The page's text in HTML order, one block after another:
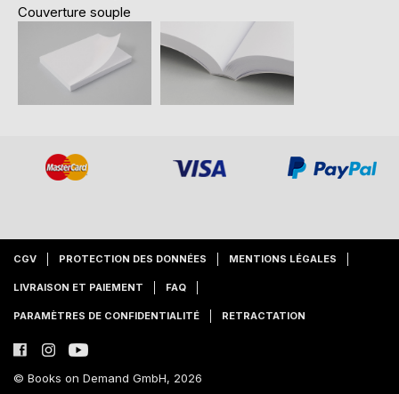
Couverture souple
CGV PROTECTION DES DONNÉES MENTIONS LÉGALES
LIVRAISON ET PAIEMENT FAQ
PARAMÈTRES DE CONFIDENTIALITÉ RETRACTATION
© Books on Demand GmbH, 2026